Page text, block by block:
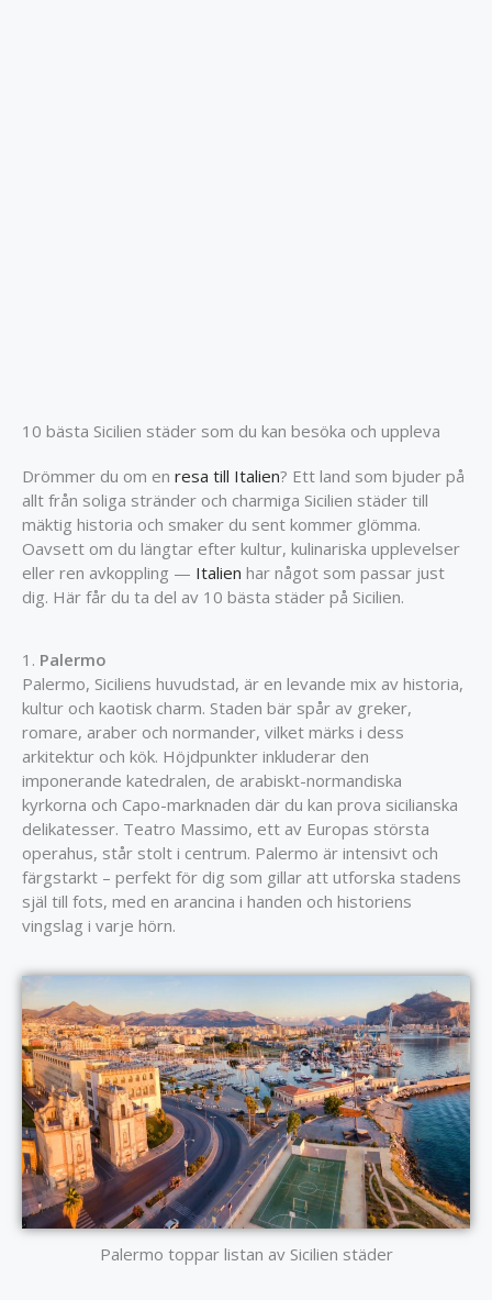
10 bästa Sicilien städer som du kan besöka och uppleva
Drömmer du om en resa till Italien? Ett land som bjuder på
allt från soliga stränder och charmiga Sicilien städer till
mäktig historia och smaker du sent kommer glömma.
Oavsett om du längtar efter kultur, kulinariska upplevelser
eller ren avkoppling — Italien har något som passar just
dig. Här får du ta del av 10 bästa städer på Sicilien.
1. Palermo
Palermo, Siciliens huvudstad, är en levande mix av historia,
kultur och kaotisk charm. Staden bär spår av greker,
romare, araber och normander, vilket märks i dess
arkitektur och kök. Höjdpunkter inkluderar den
imponerande katedralen, de arabiskt-normandiska
kyrkorna och Capo-marknaden där du kan prova sicilianska
delikatesser. Teatro Massimo, ett av Europas största
operahus, står stolt i centrum. Palermo är intensivt och
färgstarkt – perfekt för dig som gillar att utforska stadens
själ till fots, med en arancina i handen och historiens
vingslag i varje hörn.
Palermo toppar listan av Sicilien städer